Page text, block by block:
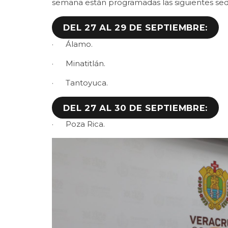
semana están programadas las siguientes
DEL 27 AL 29 DE SEPTIEMBRE:
· Álamo.
· Minatitlán.
· Tantoyuca.
DEL 27 AL 30 DE SEPTIEMBRE:
· Poza Rica.